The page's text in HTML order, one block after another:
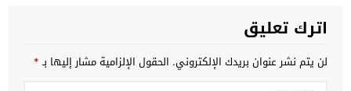
اترك تعليق
لن يتم نشر عنوان بريدك الإلكتروني. الحقول الإلزامية مشار إليها بـ*